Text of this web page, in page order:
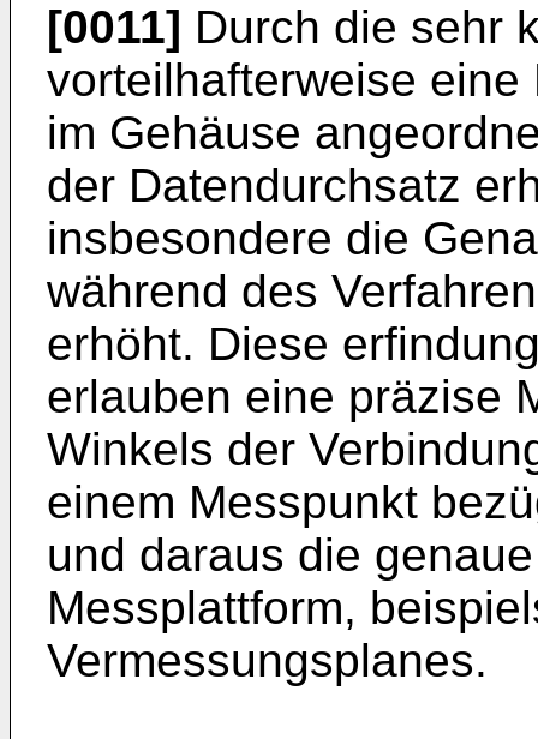
[0011] Durch die sehr
vorteilhafterweise
im Gehäuse
der Datendurchsatz
insbesondere die
während des
erhöht. Diese
erlauben eine präzise
Winkels der
einem Messpunkt
und daraus die
Messplattform,
Vermessungsplanes.